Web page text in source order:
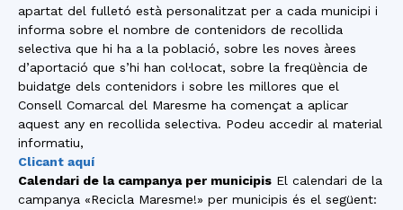
apartat del fulletó està personalitzat per a cada municipi i
informa sobre el nombre de contenidors de recollida
selectiva que hi ha a la població, sobre les noves àrees
d’aportació que s’hi han col·locat, sobre la freqüència de
buidatge dels contenidors i sobre les millores que el
Consell Comarcal del Maresme ha començat a aplicar
aquest any en recollida selectiva. Podeu accedir al material
informatiu,
Clicant aquí
Calendari de la campanya per municipis El calendari de la
campanya «Recicla Maresme!» per municipis és el següent: